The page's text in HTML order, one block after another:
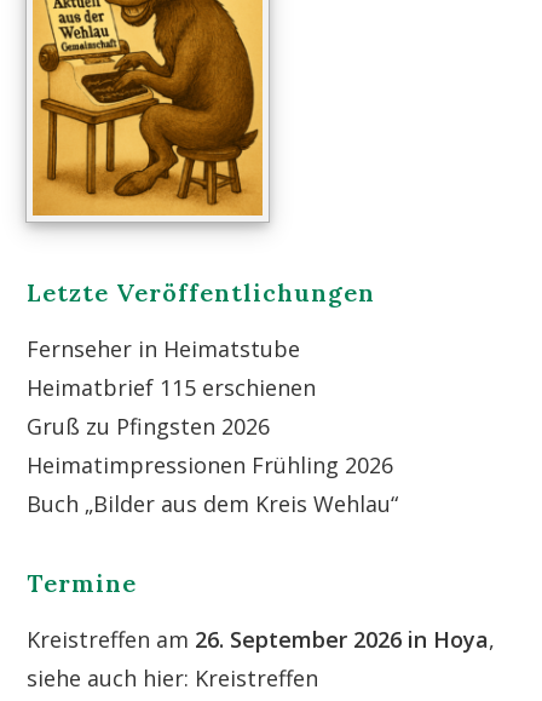
Letzte Veröffentlichungen
Fernseher in Heimatstube
Heimatbrief 115 erschienen
Gruß zu Pfingsten 2026
Heimatimpressionen Frühling 2026
Buch „Bilder aus dem Kreis Wehlau“
Termine
Kreistreffen am 26. September 2026 in Hoya,
siehe auch hier: Kreistreffen